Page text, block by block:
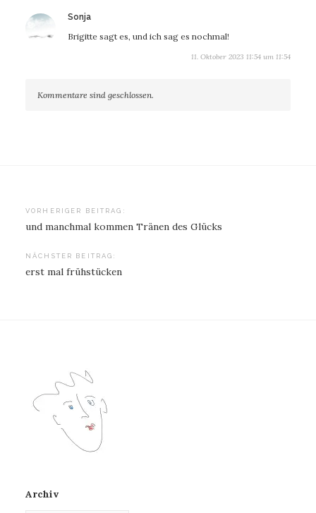
Sonjasagt:
Brigitte sagt es, und ich sag es nochmal!
11. Oktober 2023 11:54 um 11:54
Kommentare sind geschlossen.
Beitragsnavigation
VORHERIGER BEITRAG:
und manchmal kommen Tränen des Glücks
NÄCHSTER BEITRAG:
erst mal frühstücken
Archiv